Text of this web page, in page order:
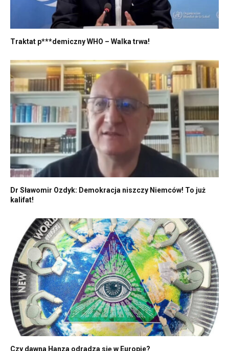
Traktat p***demiczny WHO – Walka trwa!
Dr Sławomir Ozdyk: Demokracja niszczy Niemców! To już
kalifat!
Czy dawna Hanza odradza się w Europie?